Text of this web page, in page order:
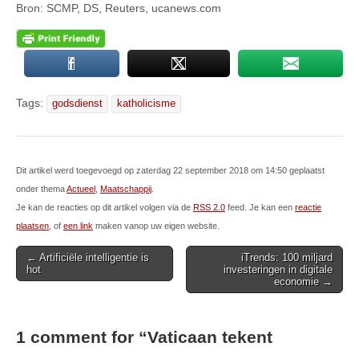
Bron: SCMP, DS, Reuters, ucanews.com
Tags: godsdienst katholicisme
Dit artikel werd toegevoegd op zaterdag 22 september 2018 om 14:50 geplaatst
onder themaActueel Maatschappij
Je kan de reacties op dit artikel volgen via de RSS 2.0 feed. Je kan een reactie
plaatsen , of een link maken vanop uw eigen website.
Post
navigation
← Artificiële intelligentie is
hot
iTrends: 100 miljard
investeringen in digitale
economie →
1 comment for “Vaticaan tekent